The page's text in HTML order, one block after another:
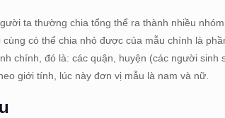
ta thường chia tổng thể ra thành nhiều
có thể chia nhỏ được của mẫu chính là
chính, đó là: các quận, huyện (các người
giới tính, lúc này đơn vị mẫu là nam và nữ.